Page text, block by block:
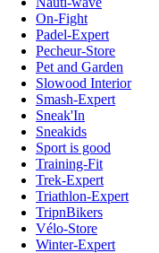
On-Fight
Padel-Expert
Pecheur-Store
Pet and Garden
Slowood Interior
Smash-Expert
Sneak'In
Sneakids
Sport is good
Training-Fit
Trek-Expert
Triathlon-Expert
TripnBikers
Vélo-Store
Winter-Expert